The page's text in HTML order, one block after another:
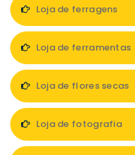
Loja de ferragens
Loja de ferramentas
Loja de flores secas
Loja de fotografia